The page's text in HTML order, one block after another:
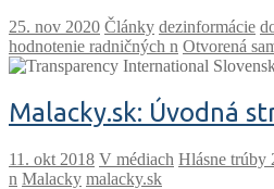
Články dezinformácie
hodnotenie radničných n Otvorená
Malacky.sk: Úvodná
V médiach Hlásne trúby
n Malacky malacky.sk